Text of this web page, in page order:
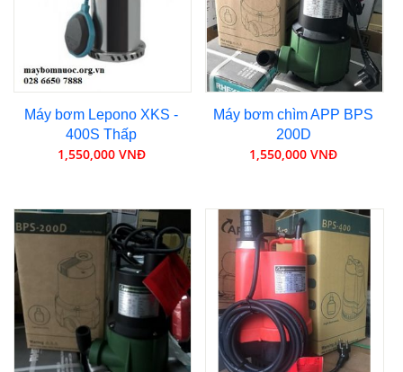
Máy bơm Lepono XKS -
400S Thấp
1,550,000 VNĐ
Máy bơm chìm APP BPS
200D
1,550,000 VNĐ